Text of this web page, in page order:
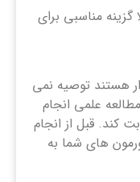
گزینه مناسبی برای
هستند توصیه نمی
علمی انجام
کند. قبل از انجام
های شما به